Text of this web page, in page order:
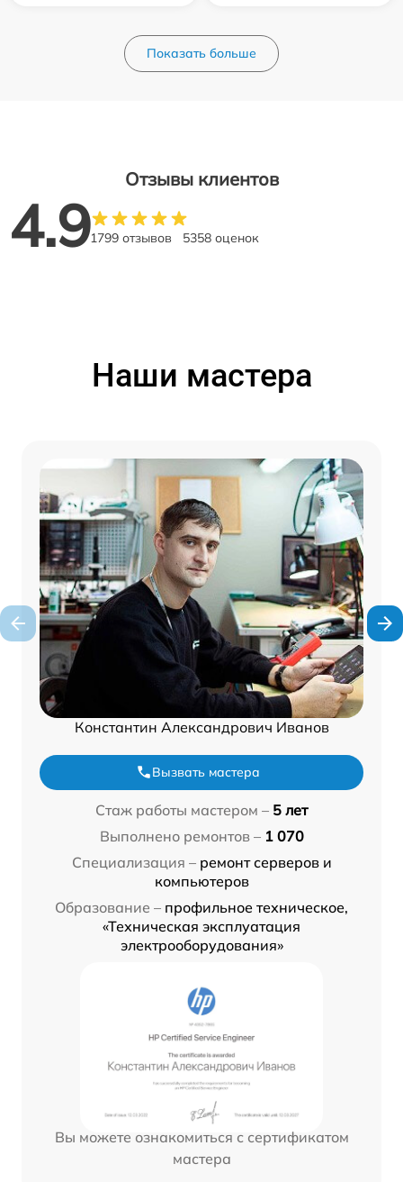
Показать больше
Отзывы клиентов
4.91799 отзывов 5358 оценок
Наши мастера
Константин Александрович Иванов
Вызвать мастера
Стаж работы мастером – 5 лет
Выполнено ремонтов – 1 070
Специализация – ремонт серверов и
компьютеров
Образование – профильное техническое,
«Техническая эксплуатация
электрооборудования»
Вы можете ознакомиться с сертификатом
мастера